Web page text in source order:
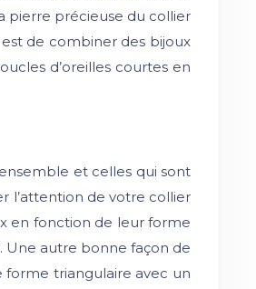
pierre précieuse du collier
de combiner des bijoux
d’oreilles courtes en
et celles qui sont
l’attention de votre collier
en fonction de leur forme
Une autre bonne façon de
forme triangulaire avec un